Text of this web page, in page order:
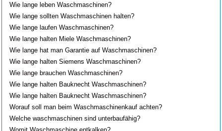
Wie lange leben Waschmaschinen?
Wie lange sollten Waschmaschinen halten?
Wie lange laufen Waschmaschinen?
Wie lange halten Miele Waschmaschinen?
Wie lange hat man Garantie auf Waschmaschinen?
Wie lange halten Siemens Waschmaschinen?
Wie lange brauchen Waschmaschinen?
Wie lange halten Bauknecht Waschmaschinen?
Wie lange halten Bauknecht Waschmaschinen?
Worauf soll man beim Waschmaschinenkauf achten?
Welche waschmaschinen sind unterbaufähig?